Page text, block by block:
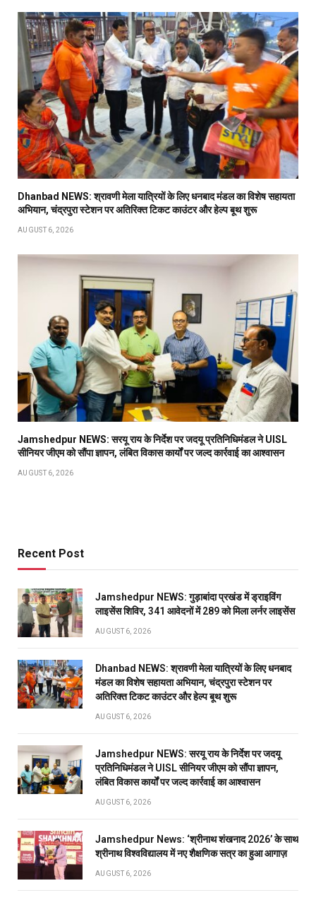
Dhanbad NEWS: श्रावणी मेला यात्रियों के लिए धनबाद मंडल का विशेष सहायता
अभियान, चंद्रपुरा स्टेशन पर अतिरिक्त टिकट काउंटर और हेल्प बूथ शुरू
AUGUST 6, 2026
Jamshedpur NEWS: सरयू राय के निर्देश पर जदयू प्रतिनिधिमंडल ने UISL
सीनियर जीएम को सौंपा ज्ञापन, लंबित विकास कार्यों पर जल्द कार्रवाई का आश्वासन
AUGUST 6, 2026
Recent Post
Jamshedpur NEWS: गुड़ाबांदा प्रखंड में ड्राइविंग
लाइसेंस शिविर, 341 आवेदनों में 289 को मिला लर्नर लाइसेंस
AUGUST 6, 2026
Dhanbad NEWS: श्रावणी मेला यात्रियों के लिए धनबाद
मंडल का विशेष सहायता अभियान, चंद्रपुरा स्टेशन पर
अतिरिक्त टिकट काउंटर और हेल्प बूथ शुरू
AUGUST 6, 2026
Jamshedpur NEWS: सरयू राय के निर्देश पर जदयू
प्रतिनिधिमंडल ने UISL सीनियर जीएम को सौंपा ज्ञापन,
लंबित विकास कार्यों पर जल्द कार्रवाई का आश्वासन
AUGUST 6, 2026
Jamshedpur News: ‘श्रीनाथ शंखनाद 2026’ के साथ
श्रीनाथ विश्वविद्यालय में नए शैक्षणिक सत्र का हुआ आगाज़
AUGUST 6, 2026